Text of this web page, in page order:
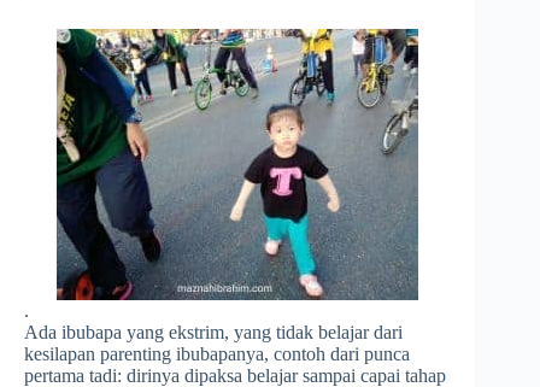
.
Ada ibubapa yang ekstrim, yang tidak belajar dari
kesilapan parenting ibubapanya, contoh dari punca
pertama tadi: dirinya dipaksa belajar sampai capai tahap